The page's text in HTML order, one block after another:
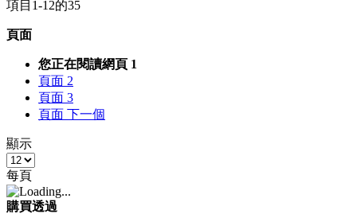
項目 1-12的35
頁面
您正在閱讀網頁 1
頁面 2
頁面 3
頁面 下一個
顯示
每頁
購買透過